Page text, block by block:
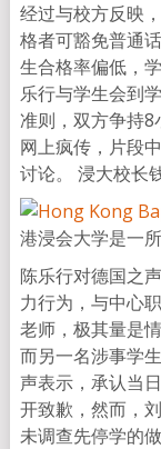
经过与校方反映
格者可豁免普通
生合格率偏低，
乐行与学生会到
准则，双方争持
网上疯传，片段
讨论。 浸大校长
港浸会大学是一
陈乐行对德国之
力行为，与中心
老师，极其量是
而另一名涉事学
声表示，承认当
开致歉，然而，
未调查先停学的